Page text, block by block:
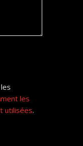
les
utilisées.